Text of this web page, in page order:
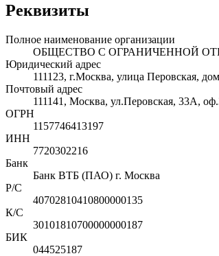
Реквизиты
Полное наименование организации
ОБЩЕСТВО С ОГРАНИЧЕННОЙ
Юридический адрес
111123, г.Москва, улица Перовская,
Почтовый адрес
111141, Москва, ул.Перовская, 33А,
ОГРН
1157746413197
ИНН
7720302216
Банк
Банк ВТБ (ПАО) г. Москва
Р/С
40702810410800000135
К/С
30101810700000000187
БИК
044525187